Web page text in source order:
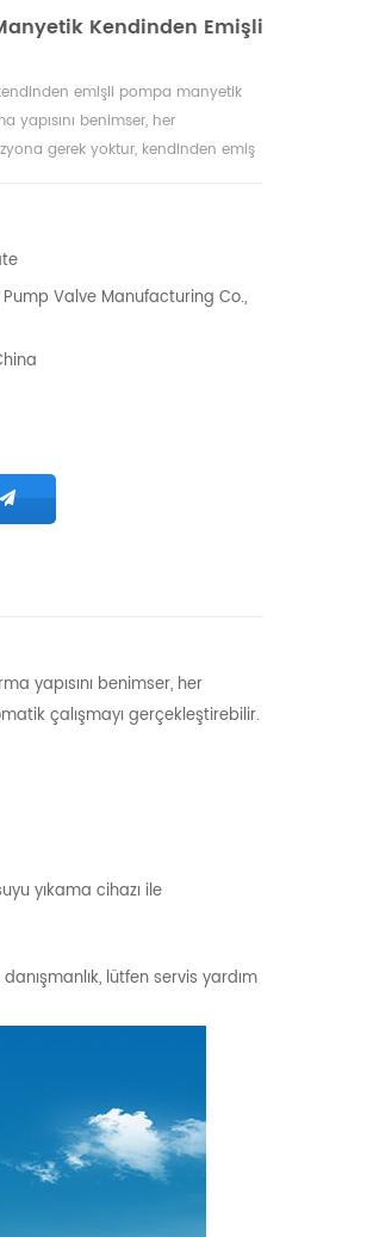
Kendinden Emişli
emişli pompa manyetik
yapısını benimser, her
gerek yoktur, kendinden emiş
Valve Manufacturing Co.,
yapısını benimser, her
çalışmayı gerçekleştirebilir.
yıkama cihazı ile
lütfen servis yardım